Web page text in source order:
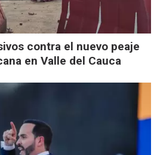
contra el nuevo peaje
en Valle del Cauca